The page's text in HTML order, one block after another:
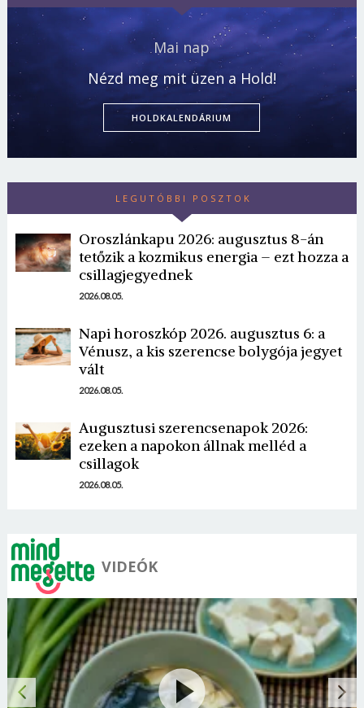
Mai nap
Nézd meg mit üzen a Hold!
HOLDKALENDÁRIUM
LEGUTÓBBI POSZTOK
Oroszlánkapu 2026: augusztus 8-án
tetőzik a kozmikus energia – ezt hozza a
csillagjegyednek
2026.08.05.
Napi horoszkóp 2026. augusztus 6: a
Vénusz, a kis szerencse bolygója jegyet
vált
2026.08.05.
Augusztusi szerencsenapok 2026:
ezeken a napokon állnak melléd a
csillagok
2026.08.05.
VIDEÓK
E-mail cím vagy felhasználónév